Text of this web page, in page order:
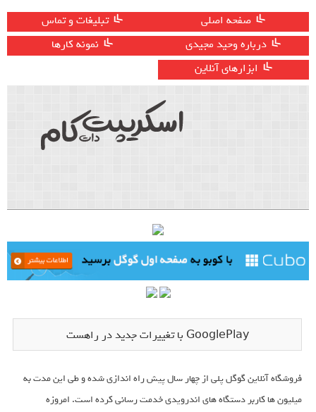
صفحه اصلی
تبلیغات و تماس
درباره وحید مجیدی
نمونه کارها
ابزارهای آنلاین
GooglePlay با تغييرات جديد در راهست
فروشگاه آنلاین گوگل پلی از چهار سال پیش راه اندازی شده و طی این مدت به
میلیون ها کاربر دستگاه های اندرویدی خدمت رسانی کرده است. امروزه